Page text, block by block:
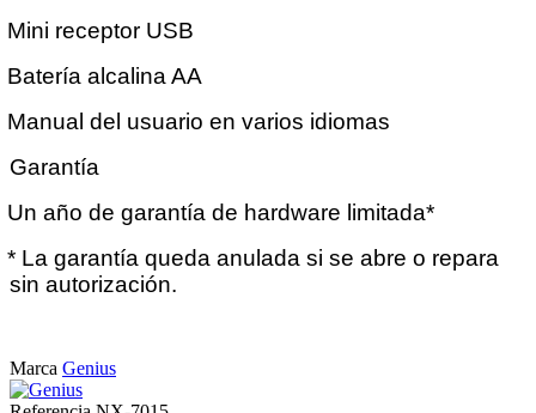
Mini receptor USB
Batería alcalina AA
Manual del usuario en varios idiomas
Garantía
Un año de garantía de hardware limitada*
* La garantía queda anulada si se abre o repara
sin autorización.
Marca Genius